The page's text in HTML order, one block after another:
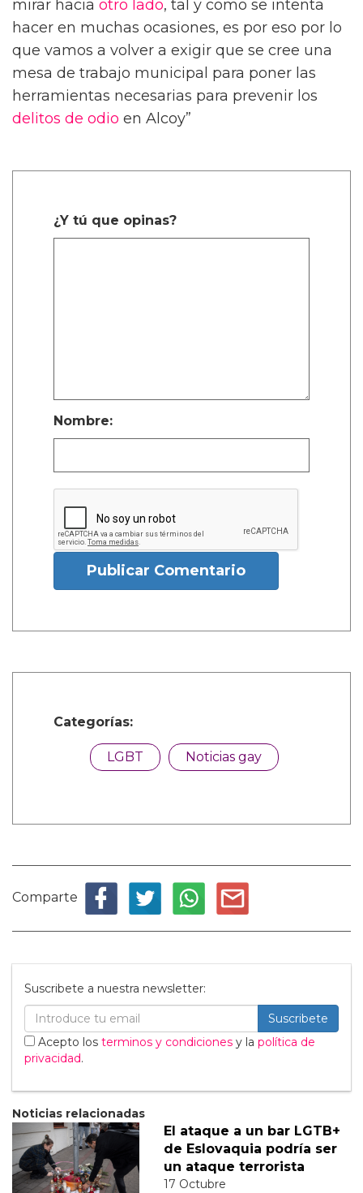
mirar hacia otro lado, tal y como se intenta
hacer en muchas ocasiones, es por eso por lo
que vamos a volver a exigir que se cree una
mesa de trabajo municipal para poner las
herramientas necesarias para prevenir los
delitos de odio en Alcoy”
¿Y tú que opinas?
Nombre:
Publicar Comentario
Categorías:
LGBT Noticias gay
Comparte
Suscribete a nuestra newsletter:
Suscribete
Acepto los terminos y condiciones y la política de
privacidad.
Noticias relacionadas
El ataque a un bar LGTB+
de Eslovaquia podría ser
un ataque terrorista
17 Octubre